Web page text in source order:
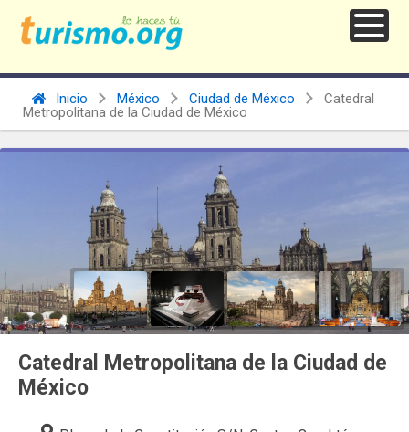
Inicio México Ciudad de México
Catedral
Metropolitana de la Ciudad de México
Catedral Metropolitana de la Ciudad de
México